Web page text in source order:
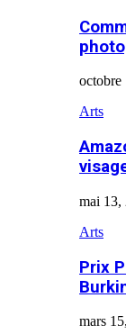
octobre
Arts
mai 13,
Arts
Prix
mars